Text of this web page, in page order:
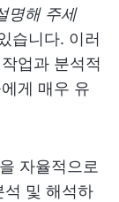
명해 주세
습니다. 이러
업과 분석적
게 매우 유
자율적으로
석 및 해석하